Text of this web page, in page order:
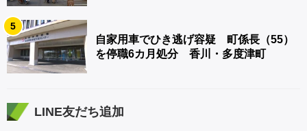
5
自家用車でひき逃げ容疑 町係長（55）
を停職6カ月処分 香川・多度津町
LINE友だち追加